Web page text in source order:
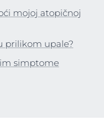
mojoj atopičnoj
prilikom upale?
simptome